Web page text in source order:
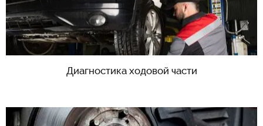
Диагностика ходовой части